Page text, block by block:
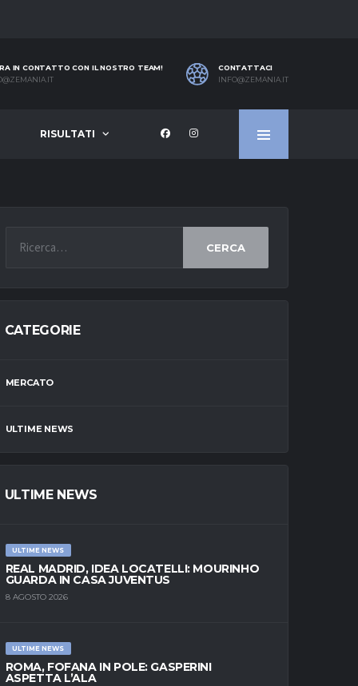
IN CONTATTO CON IL NOSTRO TEAM!
CONTATTACI
INFO@ZEMANIA.IT
RISULTATI
CERCA
CATEGORIE
MERCATO
ULTIME NEWS
ULTIME NEWS
ULTIME NEWS
REAL MADRID, IDEA LOCATELLI: MOURINHO
GUARDA IN CASA JUVENTUS
8 AGOSTO 2026
ULTIME NEWS
ROMA, FOFANA IN POLE: GASPERINI
ASPETTA L’ALA